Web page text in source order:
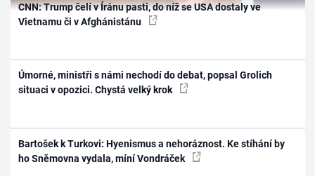
CNN: Trump čelí v Íránu pasti, do níž se USA dostaly ve
Vietnamu či v Afghánistánu
Úmorné, ministři s námi nechodí do debat, popsal Grolich
situaci v opozici. Chystá velký krok
Bartošek k Turkovi: Hyenismus a nehoráznost. Ke stíhání by
ho Sněmovna vydala, míní Vondráček